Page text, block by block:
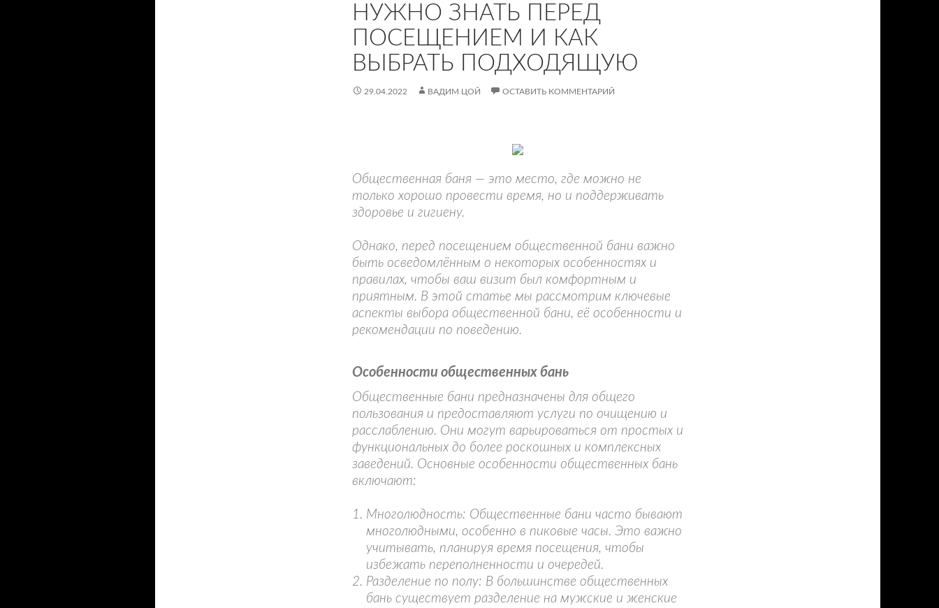
НУЖНО ЗНАТЬ ПЕРЕД
ПОСЕЩЕНИЕМ И КАК
ВЫБРАТЬ ПОДХОДЯЩУЮ
29.04.2022 ВАДИМ ЦОЙ ОСТАВИТЬ КОММЕНТАРИЙ
Общественная баня — это место, где можно не
только хорошо провести время, но и поддерживать
здоровье и гигиену.
Однако, перед посещением общественной бани важно
быть осведомлённым о некоторых особенностях и
правилах, чтобы ваш визит был комфортным и
приятным. В этой статье мы рассмотрим ключевые
аспекты выбора общественной бани, её особенности и
рекомендации по поведению.
Особенности общественных бань
Общественные бани предназначены для общего
пользования и предоставляют услуги по очищению и
расслаблению. Они могут варьироваться от простых и
функциональных до более роскошных и комплексных
заведений. Основные особенности общественных бань
включают:
Многолюдность: Общественные бани часто бывают
многолюдными, особенно в пиковые часы. Это важно
учитывать, планируя время посещения, чтобы
избежать переполненности и очередей.
Разделение по полу: В большинстве общественных
бань существует разделение на мужские и женские